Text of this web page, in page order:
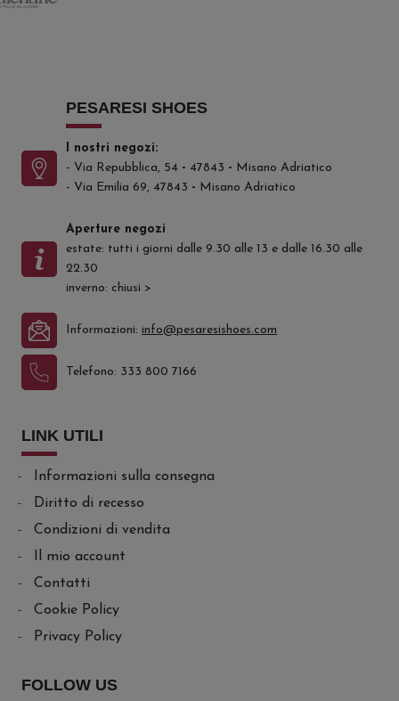
PESARESI SHOES
I nostri negozi:
- Via Repubblica, 54 - 47843 - Misano Adriatico
- Via Emilia 69, 47843 - Misano Adriatico
Aperture negozi
estate: tutti i giorni dalle 9.30 alle 13 e dalle 16.30 alle
22.30
inverno: chiusi >
Informazioni:info@pesaresishoes.com
Telefono: 333 800 7166
LINK UTILI
Informazioni sulla consegna
Diritto di recesso
Condizioni di vendita
Il mio account
Contatti
Cookie Policy
Privacy Policy
FOLLOW US